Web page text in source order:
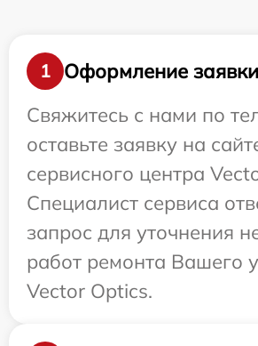
1
Оформление заявки
Свяжитесь с нами по
оставьте заявку на
сервисного центра
Специалист сервиса
запрос для уточнения
работ ремонта Вашего
Vector Optics.